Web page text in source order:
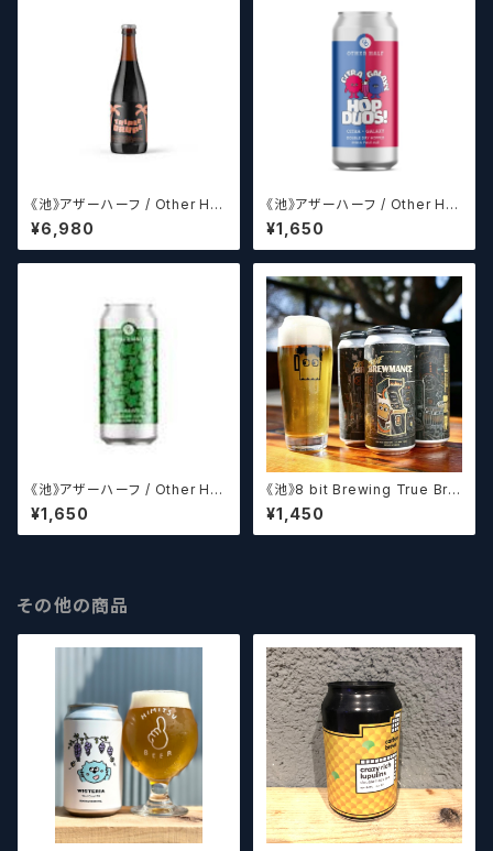
《池》アザーハーフ / Other Hal
f Brewing Triple Drupe【ク
ラフトビールシザーズ】
¥6,980
《池》アザーハーフ / Other Hal
f Brewing Hop Duos! - Citr
a + Galaxy 【クラフトビールシ
ザーズ】
¥1,650
《池》アザーハーフ / Other Hal
f Brewing Dank Ivy【クラフト
ビールシザーズ】
¥1,650
《池》8 bit Brewing True Bre
wmance (473ml) / トゥルー
ブルーマンス【クラフトビール】
¥1,450
その他の商品